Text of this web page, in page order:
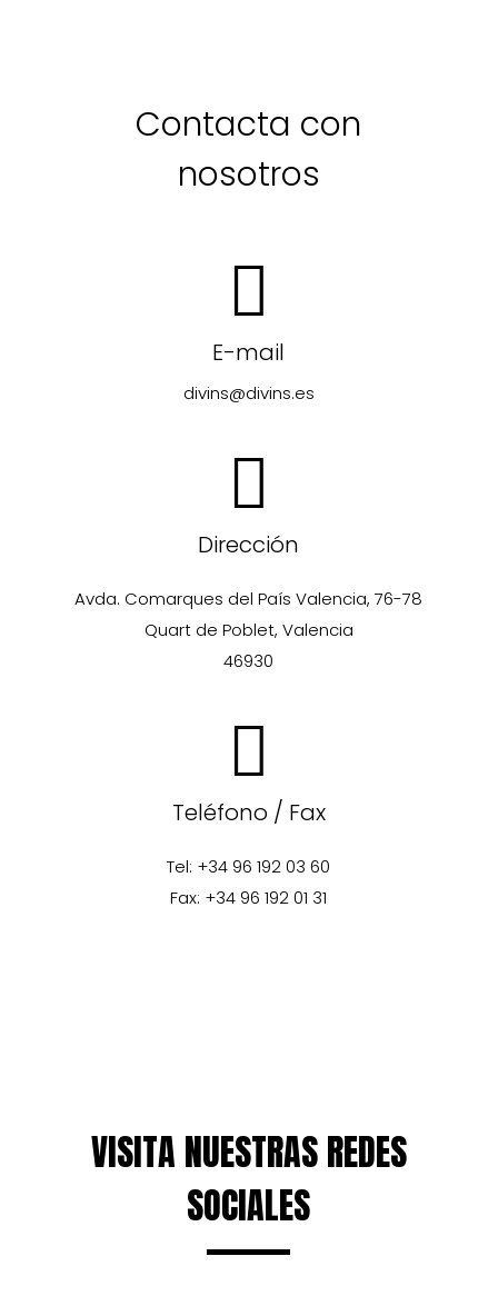
Contacta con
nosotros
E-mail
divins@divins.es
Dirección
Avda. Comarques del País Valencia, 76-78
Quart de Poblet, Valencia
46930
Teléfono / Fax
Tel: +34 96 192 03 60
Fax: +34 96 192 01 31
VISITA NUESTRAS REDES
SOCIALES